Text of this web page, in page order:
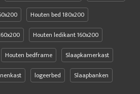
Houten bed 180x200
Houten ledikant 160x200
Houten bedframe
Slaapkamerkast
logeerbed Slaapbanken